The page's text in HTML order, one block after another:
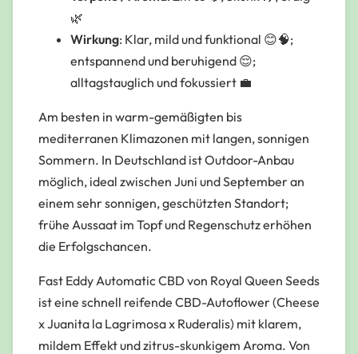
🌿
Wirkung: Klar, mild und funktional 😊🧠;
entspannend und beruhigend 😌;
alltagstauglich und fokussiert 💼
Am besten in warm-gemäßigten bis
mediterranen Klimazonen mit langen, sonnigen
Sommern. In Deutschland ist Outdoor-Anbau
möglich, ideal zwischen Juni und September an
einem sehr sonnigen, geschützten Standort;
frühe Aussaat im Topf und Regenschutz erhöhen
die Erfolgschancen.
Fast Eddy Automatic CBD von Royal Queen Seeds
ist eine schnell reifende CBD-Autoflower (Cheese
x Juanita la Lagrimosa x Ruderalis) mit klarem,
mildem Effekt und zitrus-skunkigem Aroma. Von